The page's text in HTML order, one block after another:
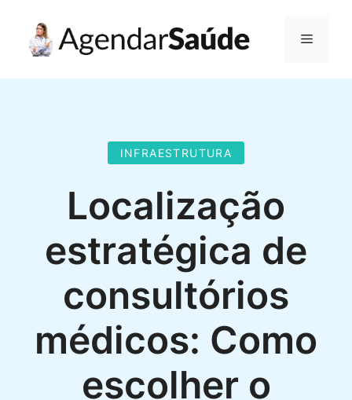
Menu
INFRAESTRUTURA
Localização
estratégica de
consultórios
médicos: Como
escolher o